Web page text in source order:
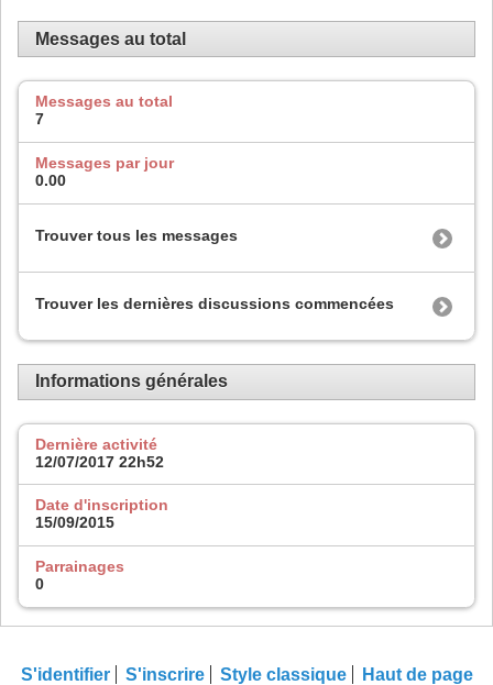
Messages au total
Messages au total
7
Messages par jour
0.00
Trouver tous les messages
Trouver les dernières discussions commencées
Informations générales
Dernière activité
12/07/2017 22h52
Date d'inscription
15/09/2015
Parrainages
0
S'identifier S'inscrire Style classique Haut de page